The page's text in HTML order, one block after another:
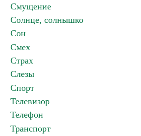
Смущение
Солнце, солнышко
Сон
Смех
Страх
Слезы
Спорт
Телевизор
Телефон
Транспорт